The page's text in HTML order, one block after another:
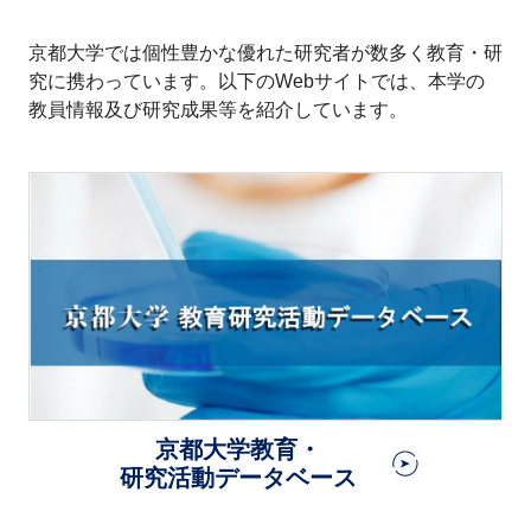
京都大学では個性豊かな優れた研究者が数多く教育・研
究に携わっています。以下のWebサイトでは、本学の
教員情報及び研究成果等を紹介しています。
京都大学教育・
研究活動データベース